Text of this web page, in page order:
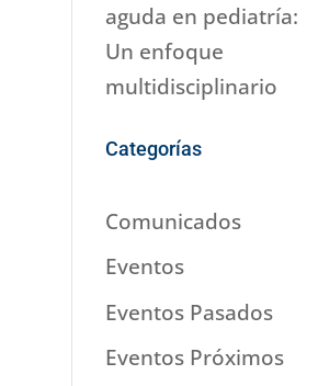
aguda en pediatría:
Un enfoque
multidisciplinario
Categorías
Comunicados
Eventos
Eventos Pasados
Eventos Próximos